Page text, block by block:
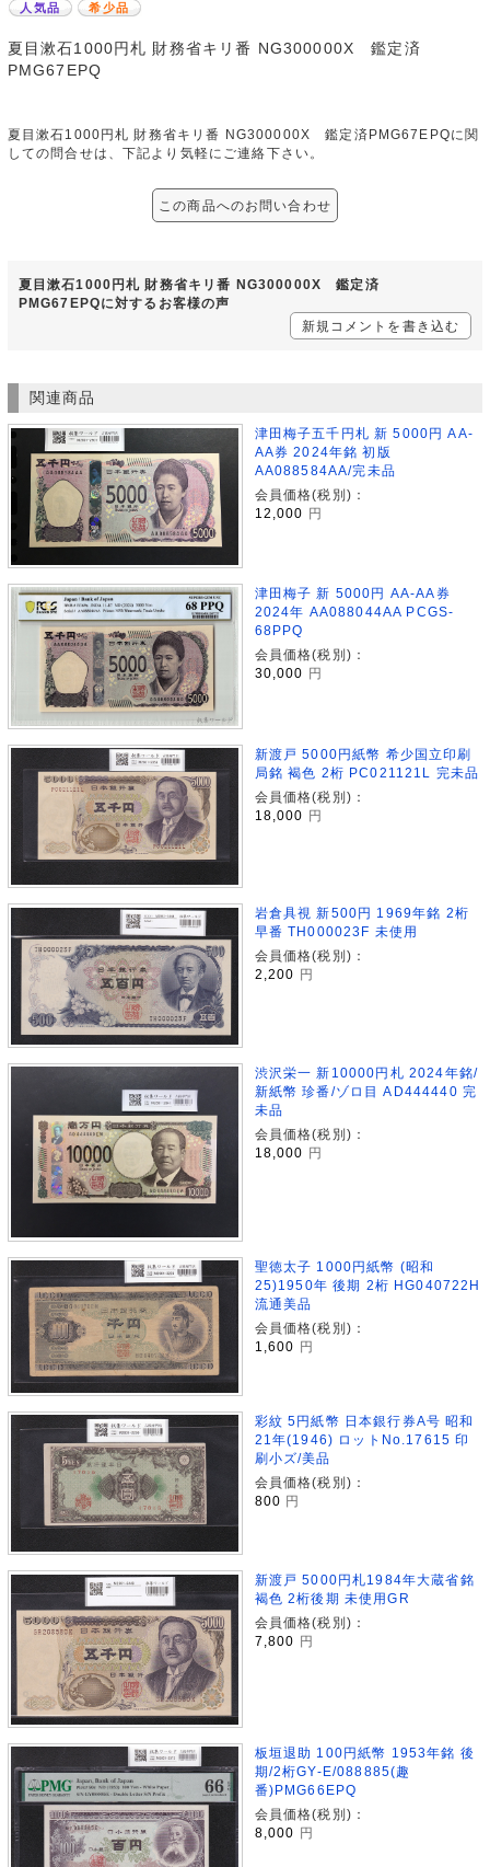
人気品 希少品
夏目漱石1000円札 財務省キリ番 NG300000X 鑑定済
PMG67EPQ
夏目漱石1000円札 財務省キリ番 NG300000X 鑑定済PMG67EPQに関
しての問合せは、下記より気軽にご連絡下さい。
この商品へのお問い合わせ
夏目漱石1000円札 財務省キリ番 NG300000X 鑑定済
PMG67EPQに対するお客様の声
新規コメントを書き込む
関連商品
津田梅子五千円札 新 5000円 AA-
AA券 2024年銘 初版
AA088584AA/完未品
会員価格(税別)：
12,000
円
津田梅子 新 5000円 AA-AA券
2024年 AA088044AA PCGS-
68PPQ
会員価格(税別)：
30,000 円
新渡戸 5000円紙幣 希少国立印刷
局銘 褐色 2桁 PC021121L 完未品
会員価格(税別)：
18,000 円
岩倉具視 新500円 1969年銘 2桁
早番 TH000023F 未使用
会員価格(税別)：
2,200
円
渋沢栄一 新10000円札 2024年銘/
新紙幣 珍番/ゾロ目 AD444440 完
未品
会員価格(税別)：
18,000 円
聖徳太子 1000円紙幣 (昭和
25)1950年 後期 2桁 HG040722H
流通美品
会員価格(税別)：
1,600 円
彩紋 5円紙幣 日本銀行券A号 昭和
21年(1946) ロットNo.17615 印
刷小ズ/美品
会員価格(税別)：
800 円
新渡戸 5000円札1984年大蔵省銘
褐色 2桁後期 未使用GR
会員価格(税別)：
7,800
円
板垣退助 100円紙幣 1953年銘 後
期/2桁GY-E/088885(趣
番)PMG66EPQ
会員価格(税別)：
8,000 円